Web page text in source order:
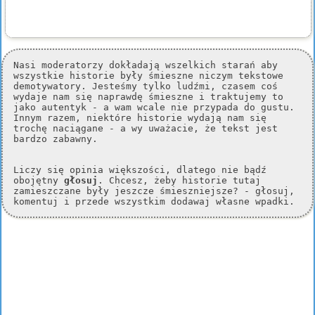
Nasi moderatorzy dokładają wszelkich starań aby
wszystkie historie były śmieszne niczym tekstowe
demotywatory. Jesteśmy tylko ludźmi, czasem coś
wydaje nam się naprawdę śmieszne i traktujemy to
jako autentyk - a wam wcale nie przypada do gustu.
Innym razem, niektóre historie wydają nam się
trochę naciągane - a wy uważacie, że tekst jest
bardzo zabawny.
Liczy się opinia większości, dlatego nie bądź
obojętny głosuj . Chcesz, żeby historie tutaj
zamieszczane były jeszcze śmieszniejsze? - głosuj,
komentuj i przede wszystkim dodawaj własne wpadki.